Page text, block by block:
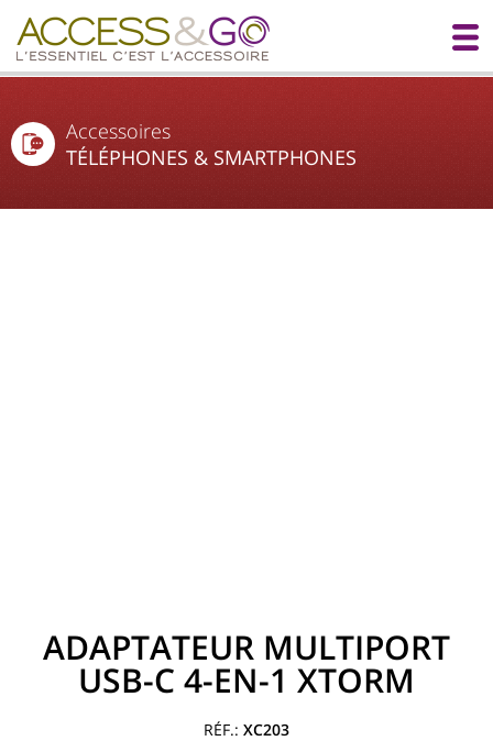
Accessoires
TÉLÉPHONES & SMARTPHONES
ADAPTATEUR MULTIPORT
USB-C 4-EN-1 XTORM
XC203